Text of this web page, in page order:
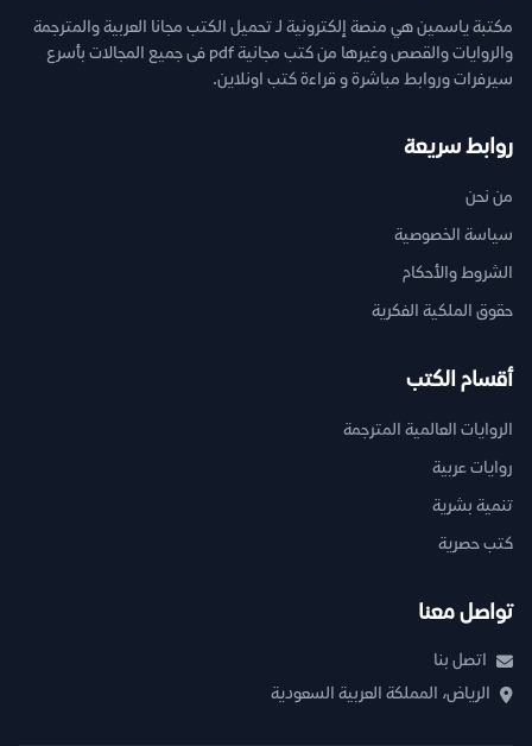
مكتبة ياسمين هي منصة إلكترونية لـ تحميل الكتب مجانا العربية والمترجمة
والروايات والقصص وغيرها من كتب مجانية pdf فى جميع المجالات بأسرع
سيرفرات وروابط مباشرة و قراءة كتب اونلاين.
روابط سريعة
من نحن
سياسة الخصوصية
الشروط والأحكام
حقوق الملكية الفكرية
أقسام الكتب
الروايات العالمية المترجمة
روايات عربية
تنمية بشرية
كتب حصرية
تواصل معنا
اتصل بنا
الرياض، المملكة العربية السعودية